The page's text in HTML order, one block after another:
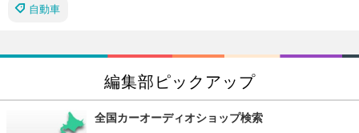
自動車
編集部ピックアップ
全国カーオーディオショップ検索